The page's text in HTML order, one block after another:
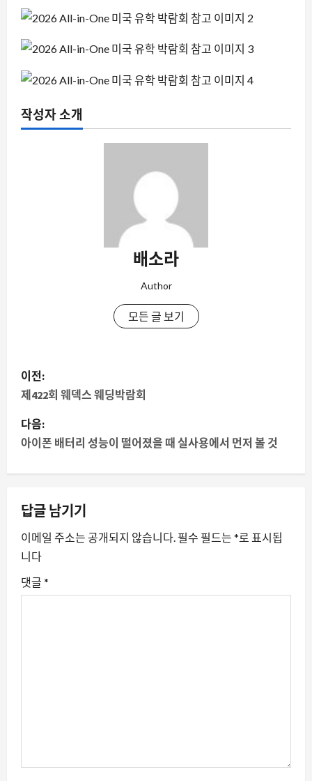
작성자 소개
배소라
Author
모든 글 보기
게
시
물
게
이
션
이전:
제422회 웨덱스 웨딩박람회
다음:
아이폰 배터리 성능이 떨어졌을 때 실사용에서 먼저 볼 것
답글 남기기
이메일 주소는 공개되지 않습니다. 필수 필드는 *로 표시됩
니다
댓글 *